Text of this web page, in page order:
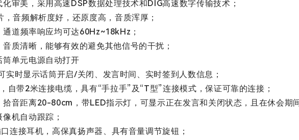
审美，采用高速DSP数据处理技术和DIG高速数字传输技术；
音频解析度好，还原度高，音质浑厚；
道频率响应均可达60Hz~18kHz；
质清晰，能够有效的避免其他信号的干扰；
单元电源自动打开
实时显示话筒开启/关闭、发言时间、实时签到人数信息；
自带2米连接电缆，具有“手拉手”及“T型”连接模式，保证可靠的连接；
音距离20-80cm，带LED指示灯，可显示正在发言和关闭状态，且在休会期
机自动跟踪；
连接耳机，高保真扬声器、具有音量调节旋钮；